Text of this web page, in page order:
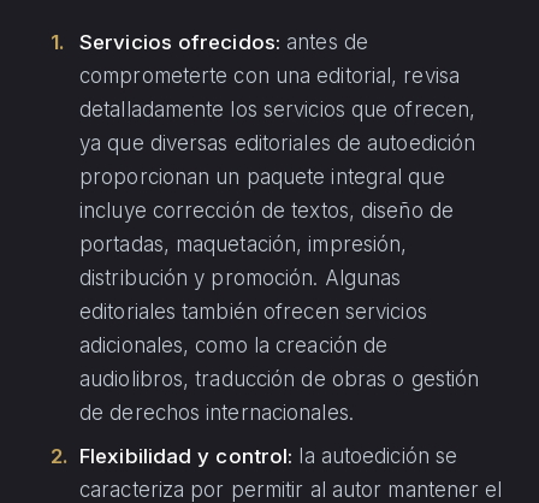
Servicios ofrecidos: antes de
comprometerte con una editorial, revisa
detalladamente los servicios que ofrecen,
ya que diversas editoriales de autoedición
proporcionan un paquete integral que
incluye corrección de textos, diseño de
portadas, maquetación, impresión,
distribución y promoción. Algunas
editoriales también ofrecen servicios
adicionales, como la creación de
audiolibros, traducción de obras o gestión
de derechos internacionales.
Flexibilidad y control: la autoedición se
caracteriza por permitir al autor mantener el